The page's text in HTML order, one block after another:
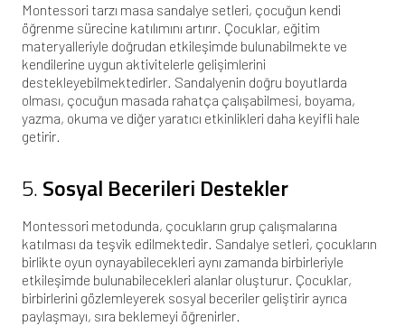
Montessori tarzı masa sandalye setleri, çocuğun kendi
öğrenme sürecine katılımını artırır. Çocuklar, eğitim
materyalleriyle doğrudan etkileşimde bulunabilmekte ve
kendilerine uygun aktivitelerle gelişimlerini
destekleyebilmektedirler. Sandalyenin doğru boyutlarda
olması, çocuğun masada rahatça çalışabilmesi, boyama,
yazma, okuma ve diğer yaratıcı etkinlikleri daha keyifli hale
getirir.
5.Sosyal Becerileri Destekler
Montessori metodunda, çocukların grup çalışmalarına
katılması da teşvik edilmektedir. Sandalye setleri, çocukların
birlikte oyun oynayabilecekleri aynı zamanda birbirleriyle
etkileşimde bulunabilecekleri alanlar oluşturur. Çocuklar,
birbirlerini gözlemleyerek sosyal beceriler geliştirir ayrıca
paylaşmayı, sıra beklemeyi öğrenirler.